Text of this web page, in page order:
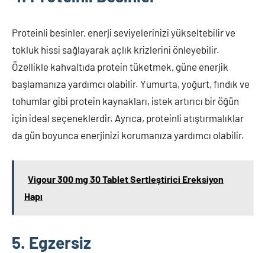
Proteinli besinler, enerji seviyelerinizi yükseltebilir ve
tokluk hissi sağlayarak açlık krizlerini önleyebilir.
Özellikle kahvaltıda protein tüketmek, güne enerjik
başlamanıza yardımcı olabilir. Yumurta, yoğurt, fındık ve
tohumlar gibi protein kaynakları, istek artırıcı bir öğün
için ideal seçeneklerdir. Ayrıca, proteinli atıştırmalıklar
da gün boyunca enerjinizi korumanıza yardımcı olabilir.
Vigour 300 mg 30 Tablet Sertleştirici Ereksiyon
Hapı
5. Egzersiz